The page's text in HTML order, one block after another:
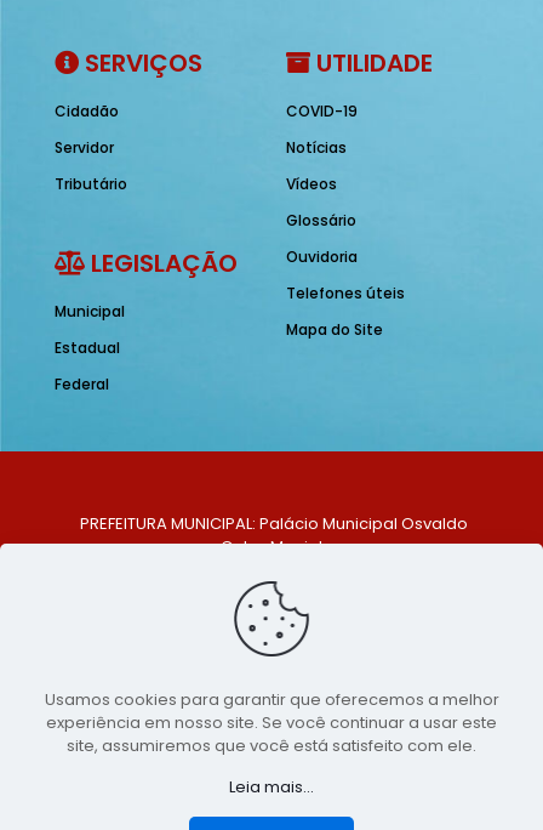
SERVIÇOS
Cidadão
Servidor
Tributário
LEGISLAÇÃO
Municipal
Estadual
Federal
UTILIDADE
COVID-19
Notícias
Vídeos
Glossário
Ouvidoria
Telefones úteis
Mapa do Site
PREFEITURA MUNICIPAL: Palácio Municipal Osvaldo
Celso Maciel
Centro, São Bento do Una - PE. CEP: 553370-128
TELEFONE: (81) 99548-1569
E-MAIL: ouvidoria@saobentodouna.pe.gov.br
Copyright 2021-2026 - Assessoria de Comunicação da
Prefeitura de São Bento do Una - PE
publicidadeLumusWeb - Agência Digital
Usamos cookies para garantir que oferecemos a melhor
experiência em nosso site. Se você continuar a usar este
site, assumiremos que você está satisfeito com ele.
Leia mais...